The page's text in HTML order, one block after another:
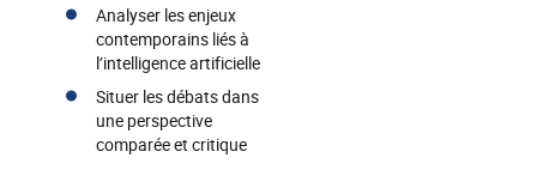
Analyser les enjeux
contemporains liés à
l’intelligence artificielle
Situer les débats dans
une perspective
comparée et critique